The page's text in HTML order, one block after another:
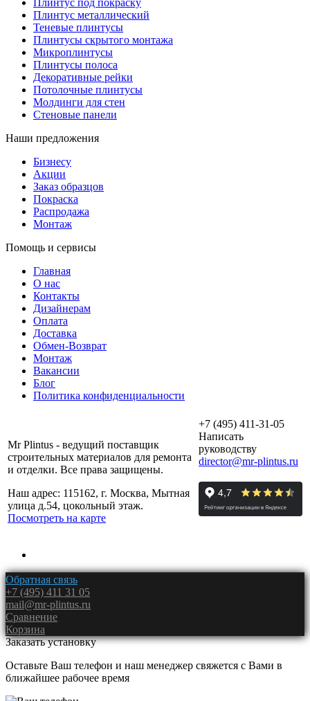
Плинтус под покраску
Плинтус металлический
Теневые плинтусы
Плинтусы скрытого монтажа
Микроплинтусы
Плинтусы полоса
Декоративные рейки
Потолочные плинтусы
Молдинги для стен
Стеновые панели
Наши предложения
Бизнесу
Акции
Заказ образцов
Покраска
Распродажа
Монтаж
Помощь и сервисы
Главная
О нас
Контакты
Дизайнерам
Оплата
Доставка
Обмен-Возврат
Монтаж
Вакансии
Блог
Политика конфиденциальности
Mr Plintus - ведущий поставщик
строительных материалов для ремонта
и отделки. Все права защищены.
Наш адрес: 115162, г. Москва, Мытная
улица д.54, цокольный этаж.
Посмотреть на карте
+7 (495) 411-31-05
Написать
руководству
director@mr-plintus.ru
Обратная связь
+7 (495) 411 31 05
mail@mr-plintus.ru
Сравнение
Корзина
Заказать установку
Оставьте Ваш телефон и наш менеджер свяжется с Вами в
ближайшее рабочее время